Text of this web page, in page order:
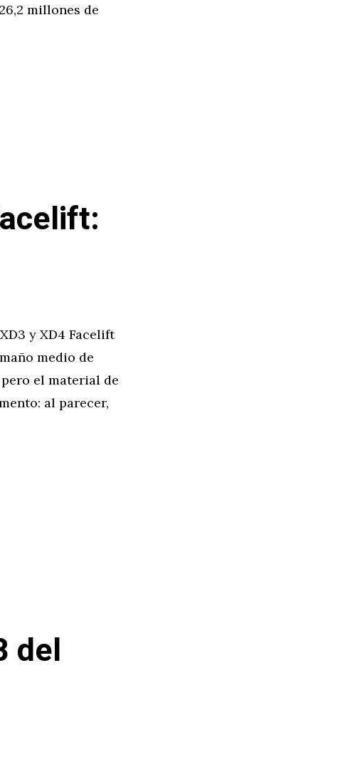
millones de
y XD4 Facelift
medio de
el material de
al parecer,
del